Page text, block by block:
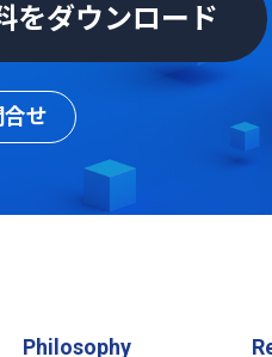
をダウンロード
せ
Philosophy